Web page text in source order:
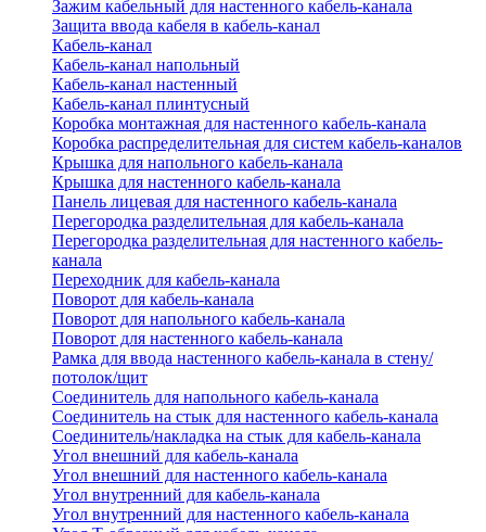
Зажим кабельный для настенного кабель-канала
Защита ввода кабеля в кабель-канал
Кабель-канал
Кабель-канал напольный
Кабель-канал настенный
Кабель-канал плинтусный
Коробка монтажная для настенного кабель-канала
Коробка распределительная для систем кабель-каналов
Крышка для напольного кабель-канала
Крышка для настенного кабель-канала
Панель лицевая для настенного кабель-канала
Перегородка разделительная для кабель-канала
Перегородка разделительная для настенного кабель-
канала
Переходник для кабель-канала
Поворот для кабель-канала
Поворот для напольного кабель-канала
Поворот для настенного кабель-канала
Рамка для ввода настенного кабель-канала в стену/
потолок/щит
Соединитель для напольного кабель-канала
Соединитель на стык для настенного кабель-канала
Соединитель/накладка на стык для кабель-канала
Угол внешний для кабель-канала
Угол внешний для настенного кабель-канала
Угол внутренний для кабель-канала
Угол внутренний для настенного кабель-канала